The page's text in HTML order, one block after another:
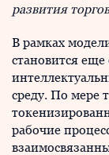
развития
В рамках
становится
среду. По мере
рабочие